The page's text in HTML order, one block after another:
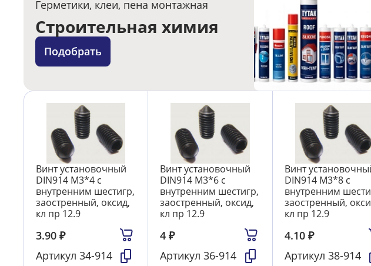
Герметики, клеи, пена монтажная
Строительная химия
Подобрать
Винт установочный
DIN914 М3*4 с
внутренним шестигр,
заостренный, оксид,
кл пр 12.9
3.90 ₽
Артикул 34-914
Винт установочный
DIN914 М3*6 с
внутренним шестигр,
заостренный, оксид,
кл пр 12.9
4₽
Артикул36-914
Винт
DIN914 М3*8 с
внутренним
заостренный,
кл пр 12.9
4.10 ₽
Артикул 38-914